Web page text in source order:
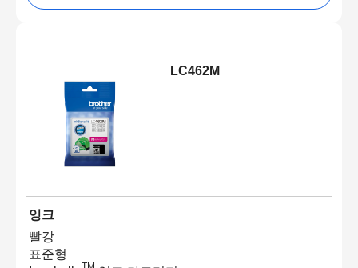
LC462M
잉크
빨강
표준형